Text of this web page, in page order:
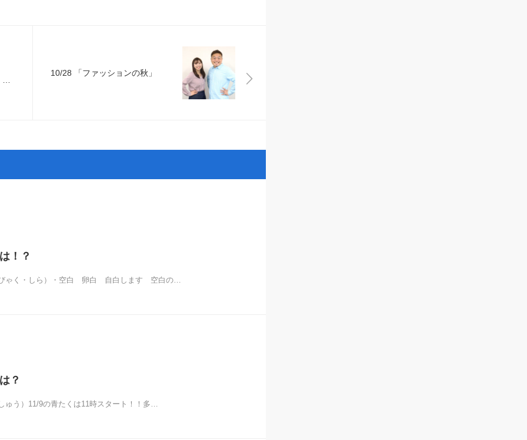
10/28 「ファッションの秋」
！？
ゃく・しら）・空白 卵白 自白します 空白の…
？
う）11/9の青たくは11時スタート！！多…